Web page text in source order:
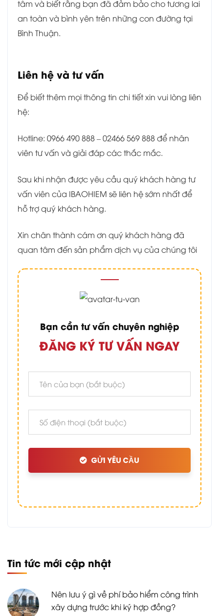
tâm và biết rằng bạn đã đảm bảo cho tương lai
an toàn và bình yên trên những con đường tại
Bình Thuận.
Liên hệ và tư vấn
Để biết thêm mọi thông tin chi tiết xin vui lòng liên
hệ:
Hotline: 0966 490 888 – 02466 569 888 để nhân
viên tư vấn và giải đáp các thắc mắc.
Sau khi nhận được yêu cầu quý khách hàng tư
vấn viên của IBAOHIEM sẽ liên hệ sớm nhất để
hỗ trợ quý khách hàng.
Xin chân thành cám ơn quý khách hàng đã
quan tâm đến sản phẩm dịch vụ của chúng tôi
Bạn cần tư vấn chuyên nghiệp
ĐĂNG KÝ TƯ VẤN NGAY
GỬI YÊU CẦU
Tin tức mới cập nhật
Nên lưu ý gì về phí bảo hiểm công trình
xây dựng trước khi ký hợp đồng?